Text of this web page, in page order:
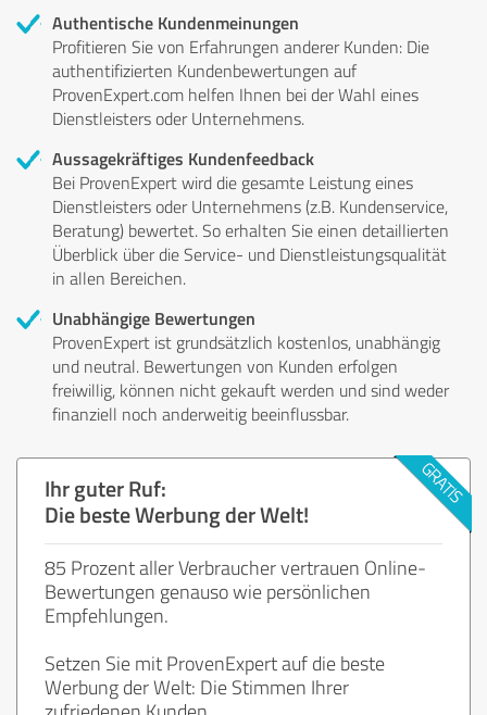
Authentische Kundenmeinungen
Profitieren Sie von Erfahrungen anderer Kunden: Die
authentifizierten Kundenbewertungen auf
ProvenExpert.com helfen Ihnen bei der Wahl eines
Dienstleisters oder Unternehmens.
Aussagekräftiges Kundenfeedback
Bei ProvenExpert wird die gesamte Leistung eines
Dienstleisters oder Unternehmens (z.B. Kundenservice,
Beratung) bewertet. So erhalten Sie einen detaillierten
Überblick über die Service- und Dienstleistungsqualität
in allen Bereichen.
Unabhängige Bewertungen
ProvenExpert ist grundsätzlich kostenlos, unabhängig
und neutral. Bewertungen von Kunden erfolgen
freiwillig, können nicht gekauft werden und sind weder
finanziell noch anderweitig beeinflussbar.
Ihr guter Ruf:
Die beste Werbung der Welt!
85 Prozent aller Verbraucher vertrauen Online-
Bewertungen genauso wie persönlichen
Empfehlungen.
Setzen Sie mit ProvenExpert auf die beste
Werbung der Welt: Die Stimmen Ihrer